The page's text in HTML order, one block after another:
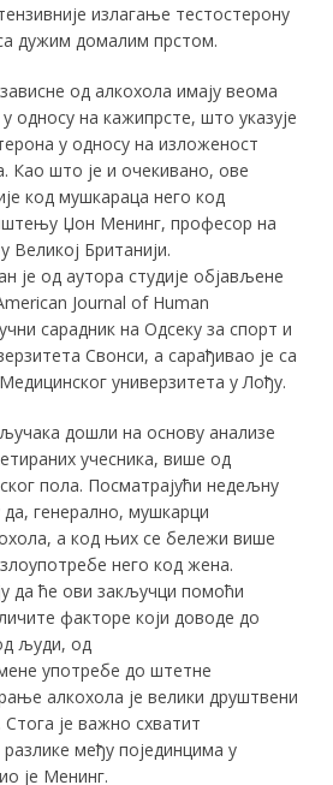
излагање тестостерону
дужим домалим прстом.
од алкохола имају веома
односу на кажипрсте, што указује
у односу на изложеност
Као што је и очекивано, ове
код мушкараца него код
Џон Менинг, професор на
Великој Британији.
је од аутора студије објављене
Journal of Human
сарадник на Одсеку за спорт и
Свонси, а сарађивао је са
универзитета у Лођу.
дошли на основу анализе
учесника, више од
пола. Посматрајући недељну
генерално, мушкарци
а код њих се бележи више
него код жена.
да ће ови закључци помоћи
факторе који доводе до
људи, од
употребе до штетне
алкохола је велики друштвени
је важно схватит
међу појединцима у
је Менинг.